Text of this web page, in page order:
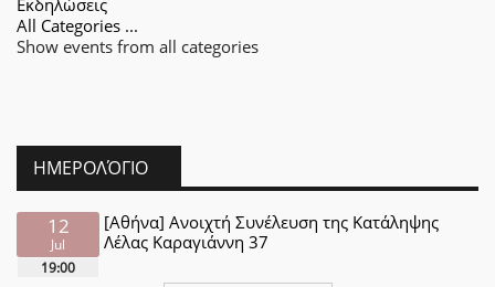
Εκδηλώσεις
All Categories ...
Show events from all categories
ΗΜΕΡΟΛΌΓΙΟ
12
Jul
19:00
[Αθήνα] Ανοιχτή Συνέλευση της Κατάληψης
Λέλας Καραγιάννη 37